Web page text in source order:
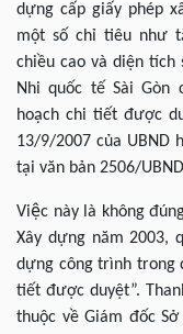
dựng cấp giấy phép
một số chỉ tiêu như
chiều cao và diện tích
Nhi quốc tế Sài Gòn
hoạch chi tiết được
13/9/2007 của UBND
tại văn bản 2506/
Việc này là không
Xây dựng năm 2003,
dựng công trình trong
tiết được duyệt”.
thuộc về Giám đốc